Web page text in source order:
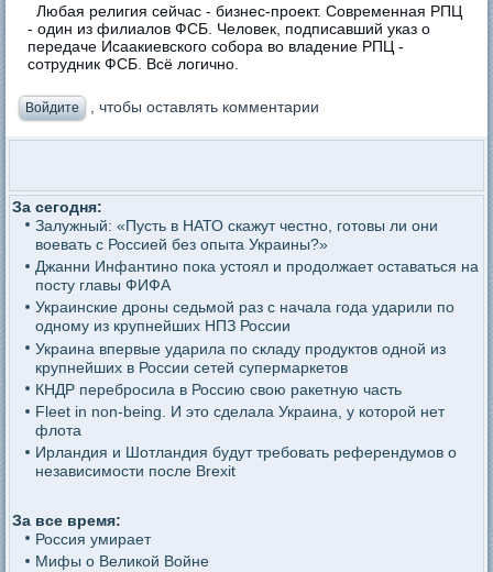
Любая религия сейчас - бизнес-проект. Современная РПЦ
- один из филиалов ФСБ. Человек, подписавший указ о
передаче Исаакиевского собора во владение РПЦ -
сотрудник ФСБ. Всё логично.
Войдите , чтобы оставлять комментарии
За сегодня:
Залужный: «Пусть в НАТО скажут честно, готовы ли они
воевать с Россией без опыта Украины?»
Джанни Инфантино пока устоял и продолжает оставаться на
посту главы ФИФА
Украинские дроны седьмой раз с начала года ударили по
одному из крупнейших НПЗ России
Украина впервые ударила по складу продуктов одной из
крупнейших в России сетей супермаркетов
КНДР перебросила в Россию свою ракетную часть
Fleet in non-being. И это сделала Украина, у которой нет
флота
Ирландия и Шотландия будут требовать референдумов о
независимости после Brexit
За все время:
Россия умирает
Мифы о Великой Войне